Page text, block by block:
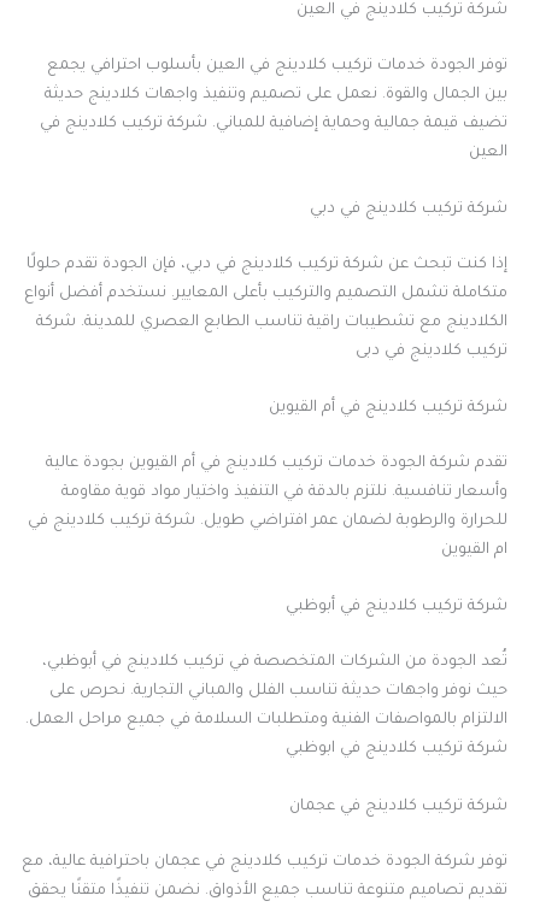
شركة تركيب كلادينج في العين
توفر الجودة خدمات تركيب كلادينج في العين بأسلوب احترافي يجمع
بين الجمال والقوة. نعمل على تصميم وتنفيذ واجهات كلادينج حديثة
تضيف قيمة جمالية وحماية إضافية للمباني. شركة تركيب كلادينج في
العين
شركة تركيب كلادينج في دبي
إذا كنت تبحث عن شركة تركيب كلادينج في دبي، فإن الجودة تقدم حلولًا
متكاملة تشمل التصميم والتركيب بأعلى المعايير. نستخدم أفضل أنواع
الكلادينج مع تشطيبات راقية تناسب الطابع العصري للمدينة. شركة
تركيب كلادينج في دبى
شركة تركيب كلادينج في أم القيوين
تقدم شركة الجودة خدمات تركيب كلادينج في أم القيوين بجودة عالية
وأسعار تنافسية. نلتزم بالدقة في التنفيذ واختيار مواد قوية مقاومة
للحرارة والرطوبة لضمان عمر افتراضي طويل. شركة تركيب كلادينج في
ام القيوين
شركة تركيب كلادينج في أبوظبي
تُعد الجودة من الشركات المتخصصة في تركيب كلادينج في أبوظبي،
حيث نوفر واجهات حديثة تناسب الفلل والمباني التجارية. نحرص على
الالتزام بالمواصفات الفنية ومتطلبات السلامة في جميع مراحل العمل.
شركة تركيب كلادينج في ابوظبي
شركة تركيب كلادينج في عجمان
توفر شركة الجودة خدمات تركيب كلادينج في عجمان باحترافية عالية، مع
تقديم تصاميم متنوعة تناسب جميع الأذواق. نضمن تنفيذًا متقنًا يحقق